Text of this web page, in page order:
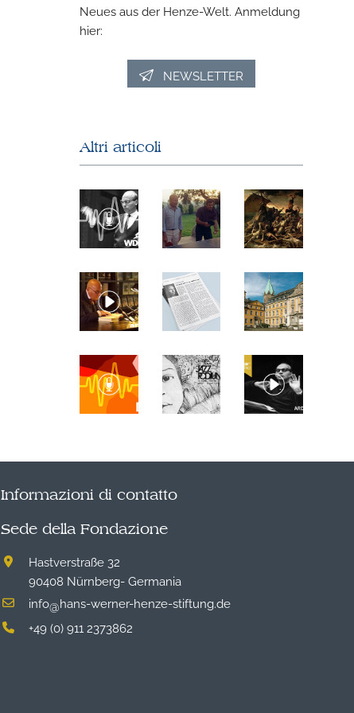
Neues aus der Henze-Welt. Anmeldung
hier:
NEWSLETTER
Altri articoli
Informazioni di contatto
Sede della Fondazione
Hastverstraße 32
90408 Nürnberg- Germania
info@hans-werner-henze-stiftung.de
+49 (0) 911 2373862